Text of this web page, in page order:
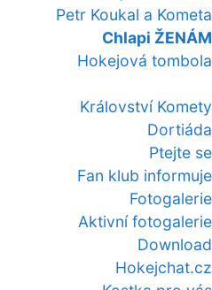
Petr Koukal a Kometa
Chlapi ŽENÁM
Hokejová tombola
Království Komety
Dortiáda
Ptejte se
Fan klub informuje
Fotogalerie
Aktivní fotogalerie
Download
Hokejchat.cz